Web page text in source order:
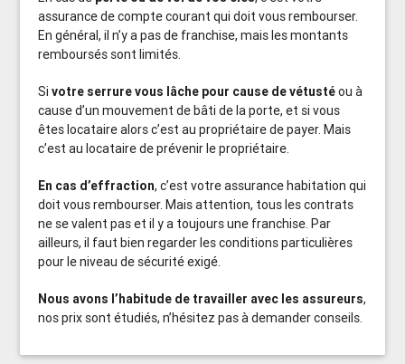
assurance de compte courant qui doit vous rembourser.
En général, il n’y a pas de franchise, mais les montants
remboursés sont limités.
Sivotre serrure vous lâche pour cause de vétustéou à
cause d’un mouvement de bâti de la porte, et si vous
êtes locataire alors c’est au propriétaire de payer. Mais
c’est au locataire de prévenir le propriétaire.
En cas d’effraction, c’est votre assurance habitation qui
doit vous rembourser. Mais attention, tous les contrats
ne se valent pas et il y a toujours une franchise. Par
ailleurs, il faut bien regarder les conditions particulières
pour le niveau de sécurité exigé.
Nous avons l’habitude de travailler avec les assureurs,
nos prix sont étudiés, n’hésitez pas à demander conseils.